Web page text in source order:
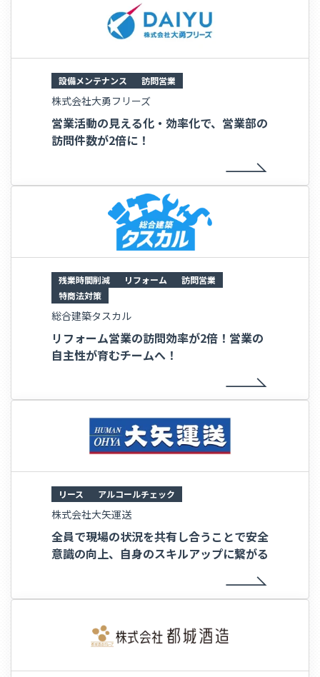
設備メンテナンス 訪問営業
株式会社大勇フリーズ
営業活動の見える化・効率化で、営業部の
訪問件数が2倍に！
残業時間削減 リフォーム
訪問営業
特商法対策
総合建築タスカル
リフォーム営業の訪問効率が2倍！営業の
自主性が育むチームへ！
リース アルコールチェック
株式会社大矢運送
全員で現場の状況を共有し合うことで安全
意識の向上、自身のスキルアップに繋がる